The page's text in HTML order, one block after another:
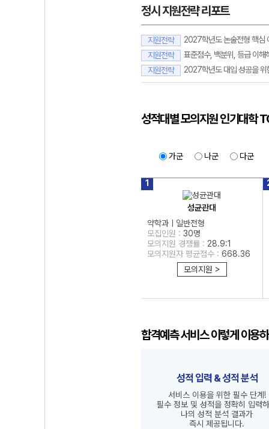
정시 지원전략 리포트
지원전략
2027학년도 논술전형 핵심
지원전략
표준점수, 백분위, 등급 이해
지원전략
2027학년도 대입 성공을 위
성적대별 모의지원 인기대학
가군
나군 다군
1
성균관대
약학과ㅣ일반전형
모집인원 : 30명
모의지원 경쟁률 : 28.9:1
모의지원자 평균점수 : 668.36
모의지원 >
합격예측 서비스 이렇게 이용
성적 입력 & 성적 분석
서비스 이용을 위한 필수 단계!
필수 정보 및 성적을 정확히 입력
나의 성적 분석 결과가
즉시 제공됩니다.